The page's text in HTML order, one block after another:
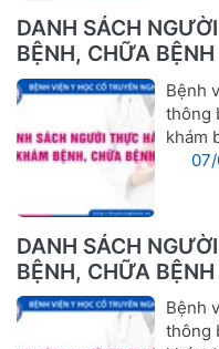
DANH SÁCH
BỆNH, CHỮA BỆNH
Bệnh
thông
khám
DANH SÁCH
BỆNH, CHỮA BỆNH
Bệnh
thông